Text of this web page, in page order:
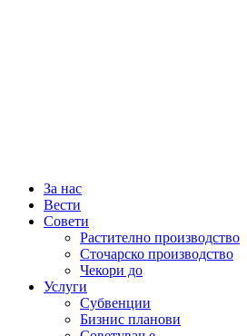
За нас
Вести
Совети
Растително производство
Сточарско производство
Чекори до
Услуги
Субвенции
Бизнис планови